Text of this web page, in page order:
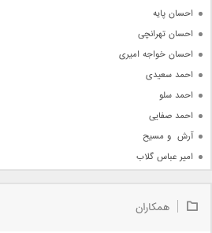
احسان پایه
احسان تهرانچی
احسان خواجه امیری
احمد سعیدی
احمد سلو
احمد صفایی
آرش  و مسیح
امیر عباس گلاب
امیر علی
همکاران